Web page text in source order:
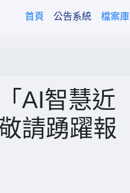
首頁(current)
公告系統 檔案庫
AI智慧近
請踴躍報